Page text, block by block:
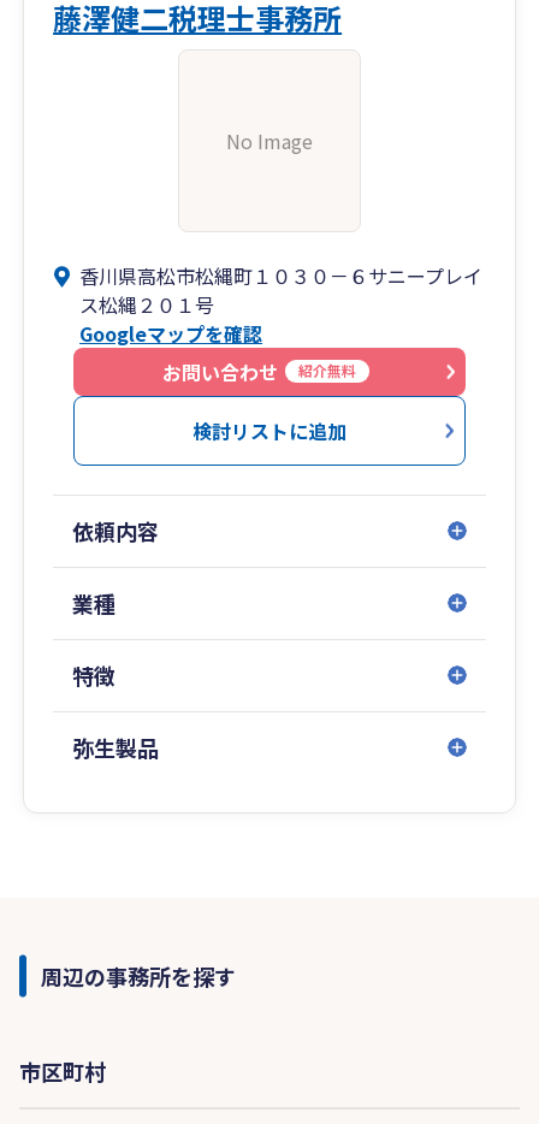
藤澤健二税理士事務所
No Image
香川県高松市松縄町１０３０－６サニープレイ
ス松縄２０１号
Googleマップを確認
お問い合わせ
紹介無料
検討リストに追加
依頼内容
業種
特徴
弥生製品
周辺の事務所を探す
市区町村